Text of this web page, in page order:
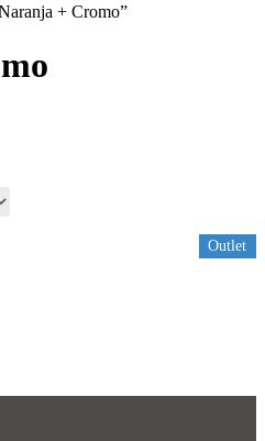
+ Cromo”
Outlet